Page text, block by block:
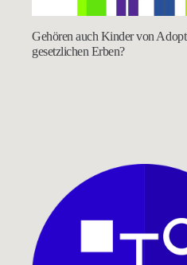
Gehören auch Kinder von
gesetzlichen Erben?